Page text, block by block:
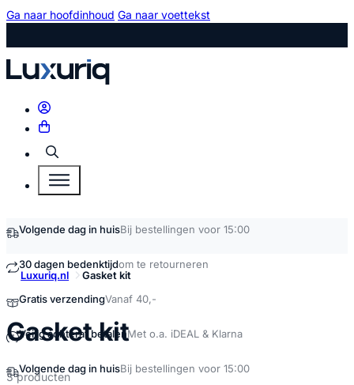
Ga naar hoofdinhoud Ga naar voettekst
Zoeken
Volgende dag in huisBij bestellingen voor 15:00
30 dagen bedenktijdom te retourneren
Gratis verzendingVanaf 40,-
Veilig achteraf betalenMet o.a. iDEAL & Klarna
Volgende dag in huisBij bestellingen voor 15:00
Luxuriq.nl Gasket kit
Gasket kitkopen
3 producten